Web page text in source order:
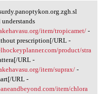
item/tropicamet/-
prescription[/URL -
product/stra
URL -
item/suprax/-
URL -
item/chlora